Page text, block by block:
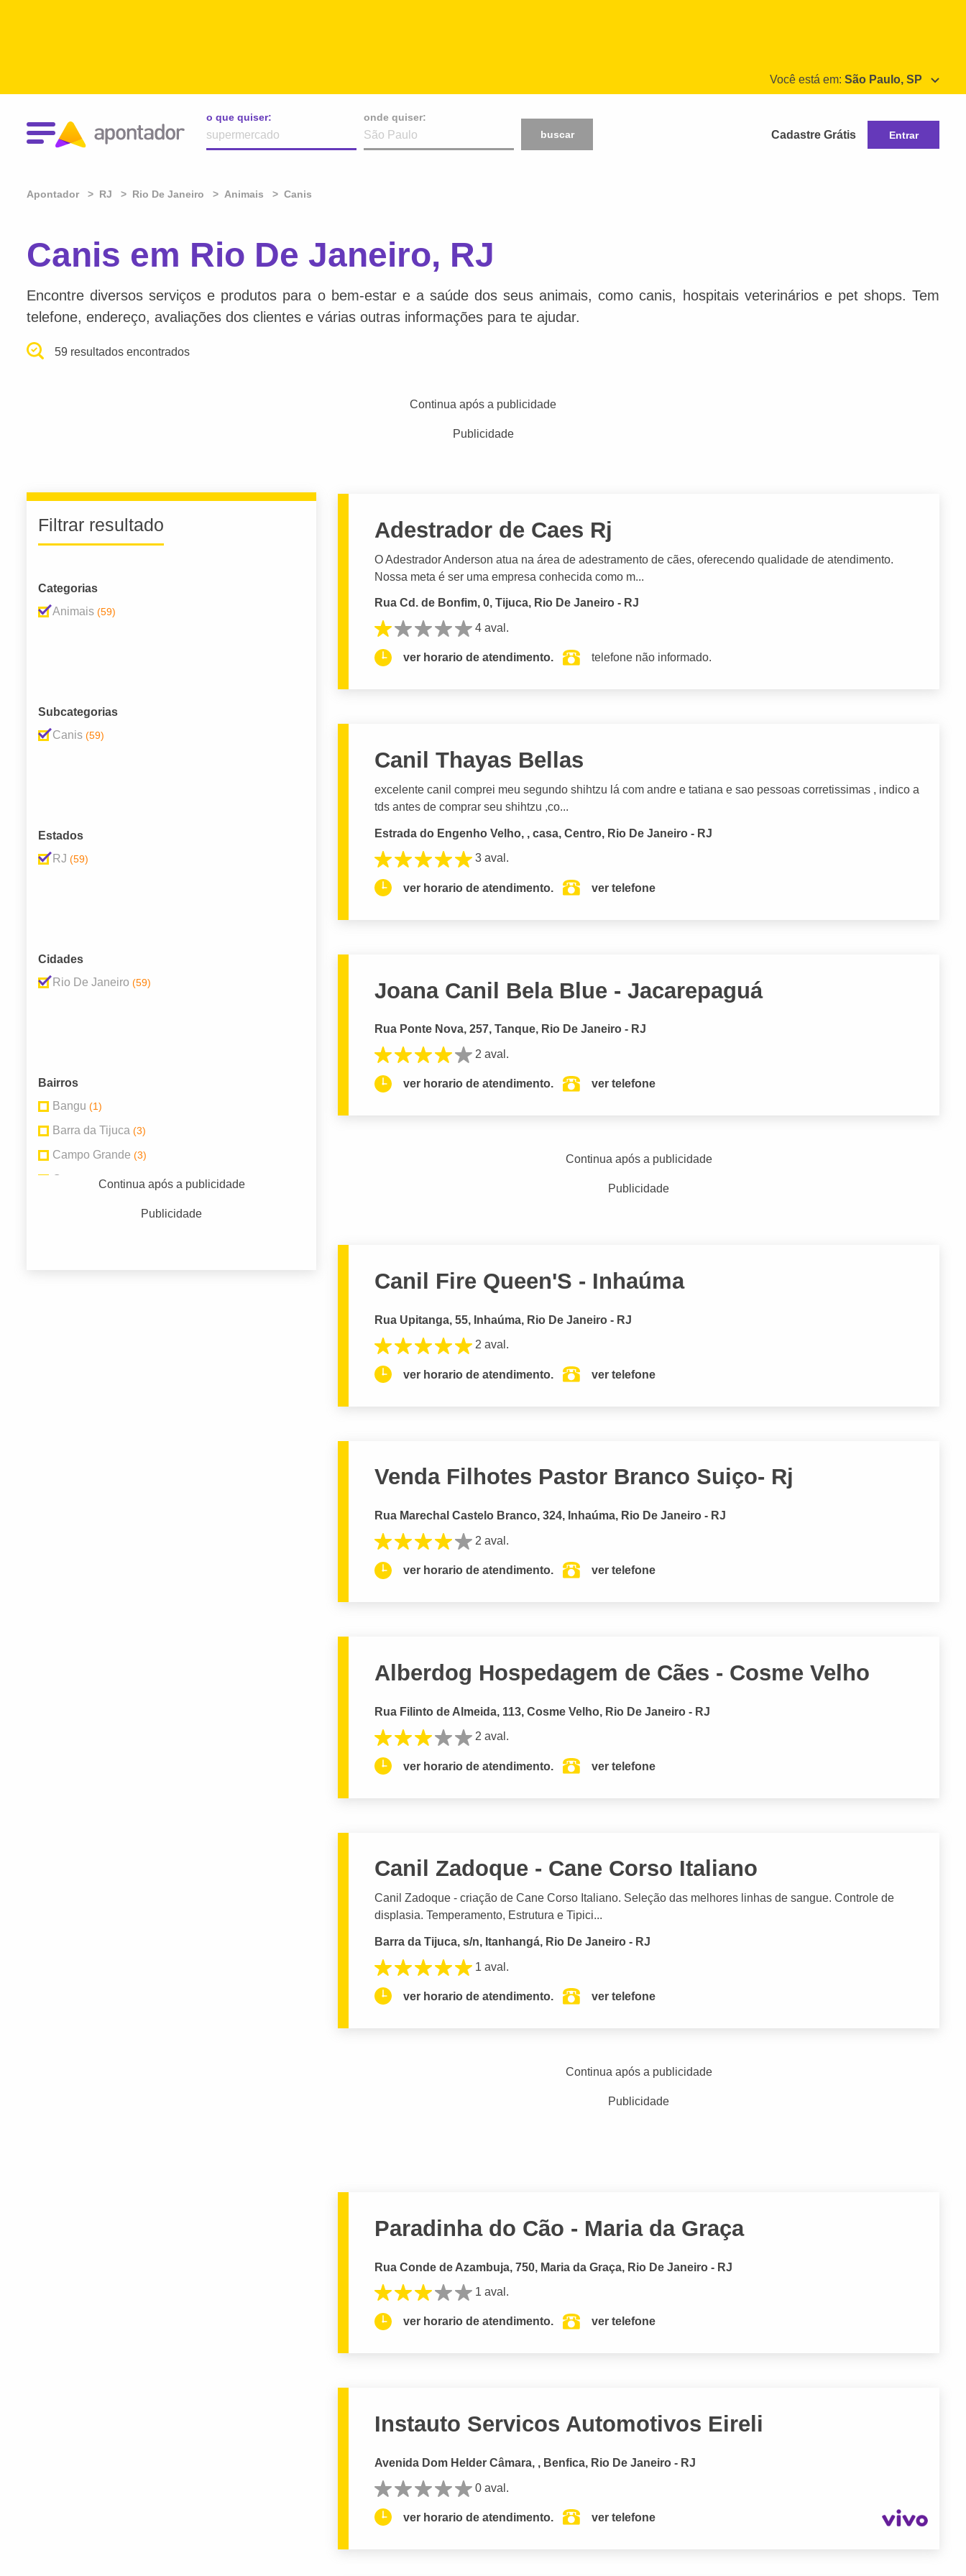
Você está em: São Paulo, SP
o que quiser:
onde quiser:
buscar
Cadastre Grátis Entrar
Apontador RJ Rio De Janeiro Animais Canis
Canis em Rio De Janeiro, RJ
Encontre diversos serviços e produtos para o bem-estar e a saúde dos seus animais, como canis, hospitais veterinários e pet shops. Tem
telefone, endereço, avaliações dos clientes e várias outras informações para te ajudar.
59 resultados encontrados
Continua após a publicidade
Publicidade
Filtrar resultado
Categorias
Animais (59)
Subcategorias
Canis (59)
Estados
RJ (59)
Cidades
Rio De Janeiro (59)
Bairros
Bangu (1)
Barra da Tijuca (3)
Campo Grande (3)
Centro (8)Continua após a publicidade
Publicidade
Adestrador de Caes Rj
O Adestrador Anderson atua na área de adestramento de cães, oferecendo qualidade de atendimento.
Nossa meta é ser uma empresa conhecida como m...
Rua Cd. de Bonfim, 0, Tijuca, Rio De Janeiro - RJ
4 aval.
ver horario de atendimento. telefone não informado.
Canil Thayas Bellas
excelente canil comprei meu segundo shihtzu lá com andre e tatiana e sao pessoas corretissimas , indico a
tds antes de comprar seu shihtzu ,co...
Estrada do Engenho Velho, , casa, Centro, Rio De Janeiro - RJ
3 aval.
ver horario de atendimento. ver telefone
Joana Canil Bela Blue - Jacarepaguá
Rua Ponte Nova, 257, Tanque, Rio De Janeiro - RJ
2 aval.
ver horario de atendimento. ver telefone
Continua após a publicidade
Publicidade
Canil Fire Queen'S - Inhaúma
Rua Upitanga, 55, Inhaúma, Rio De Janeiro - RJ
2 aval.
ver horario de atendimento. ver telefone
Venda Filhotes Pastor Branco Suiço- Rj
Rua Marechal Castelo Branco, 324, Inhaúma, Rio De Janeiro - RJ
2 aval.
ver horario de atendimento. ver telefone
Alberdog Hospedagem de Cães - Cosme Velho
Rua Filinto de Almeida, 113, Cosme Velho, Rio De Janeiro - RJ
2 aval.
ver horario de atendimento. ver telefone
Canil Zadoque - Cane Corso Italiano
Canil Zadoque - criação de Cane Corso Italiano. Seleção das melhores linhas de sangue. Controle de
displasia. Temperamento, Estrutura e Tipici...
Barra da Tijuca, s/n, Itanhangá, Rio De Janeiro - RJ
1 aval.
ver horario de atendimento. ver telefone
Continua após a publicidade
Publicidade
Paradinha do Cão - Maria da Graça
Rua Conde de Azambuja, 750, Maria da Graça, Rio De Janeiro - RJ
1 aval.
ver horario de atendimento. ver telefone
Instauto Servicos Automotivos Eireli
Avenida Dom Helder Câmara, , Benfica, Rio De Janeiro - RJ
0 aval.
ver horario de atendimento. ver telefone